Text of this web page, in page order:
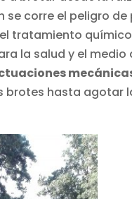
corre el peligro
tratamiento
la salud y el medio
brotes hasta agotar